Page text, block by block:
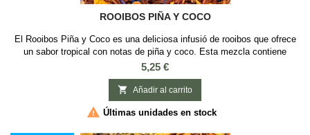
ROOIBOS PIÑA Y COCO
El Rooibos Piña y Coco es una deliciosa infusió de rooibos que ofrece
un sabor tropical con notas de piña y coco. Esta mezcla contiene
rooibos, trozos de piña, coco, flores de girasol y de aciano. Es una
opción refrescante y sin teïna, ideal para cualquier momento del día.
Esta mezcla de Rooibos con piña y coco tiene un sabor dulce y
afrutado y te...
Precio
5,25 €
 Añadir al carrito
 Últimas unidades en stock